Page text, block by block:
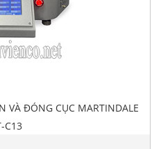
VÀ ĐÓNG CỤC MARTINDALE
C13